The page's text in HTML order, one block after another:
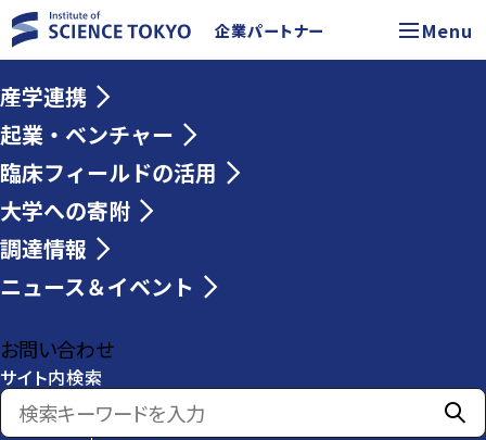
企業パートナー Menu
産学連携
起業・ベンチャー
臨床フィールドの活用
大学への寄附
調達情報
ニュース＆イベント
お問い合わせ
サイト内検索